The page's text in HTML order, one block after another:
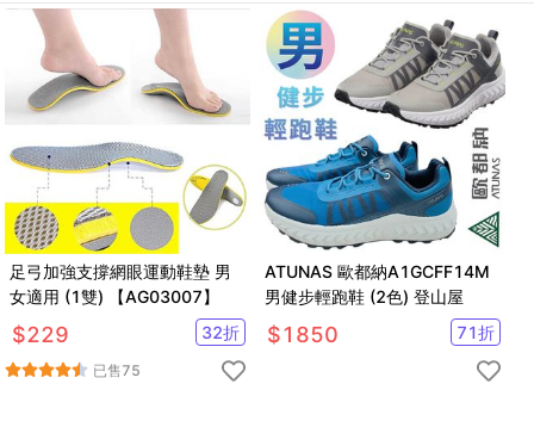
足弓加強支撐網眼運動鞋墊 男
女適用 (1雙) 【AG03007】
$229 32折
已售75
ATUNAS 歐都納A1GCFF14M
男健步輕跑鞋 (2色) 登山屋
$1850 71折